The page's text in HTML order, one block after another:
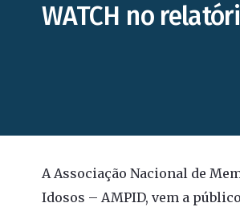
WATCH no
A Associação Nacional de
Idosos – AMPID, vem a